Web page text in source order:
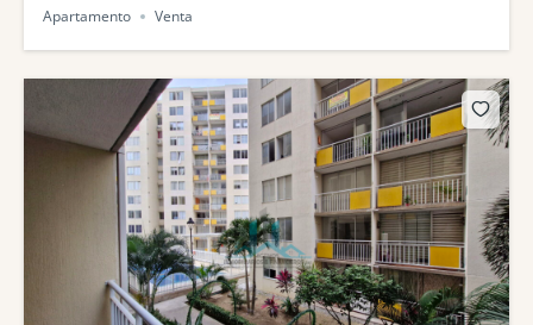
Apartamento
Venta